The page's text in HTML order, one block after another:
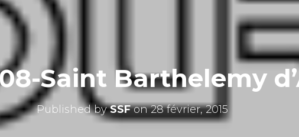
Saint Barthelemy
Published bySSFon28 février, 2015